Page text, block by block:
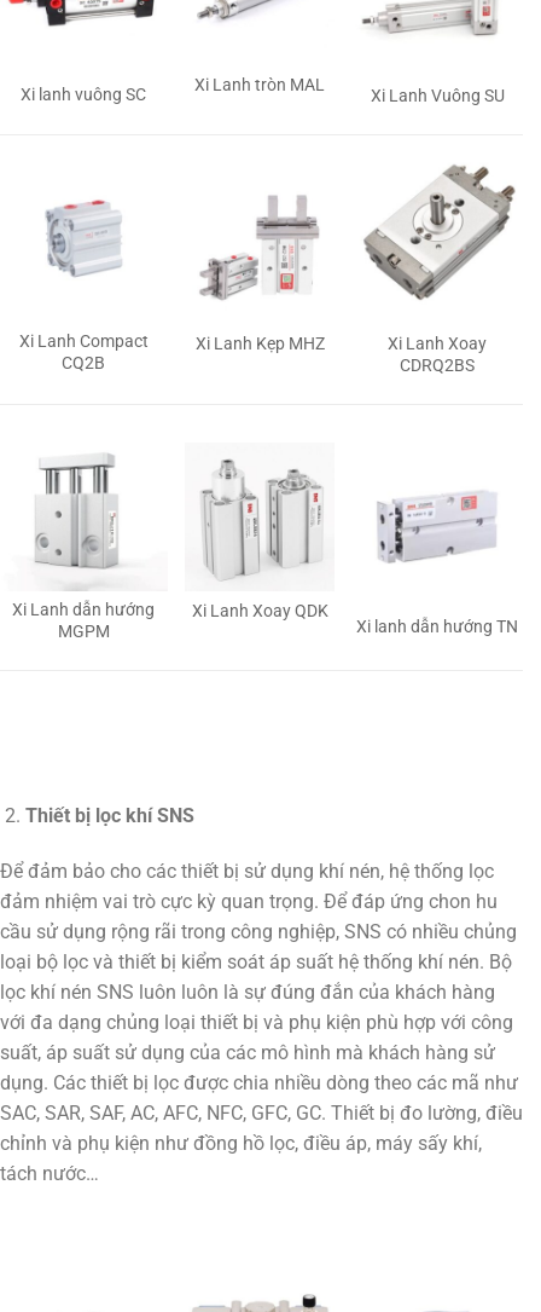
Xi lanh vuông SC Xi Lanh tròn MAL
Xi Lanh Vuông SU
Xi Lanh Compact
CQ2B
Xi Lanh Kẹp MHZ
Xi Lanh Xoay
CDRQ2BS
Xi Lanh dẫn hướng
MGPM
Xi Lanh Xoay QDK
Xi lanh dẫn hướng TN
Thiết bị lọc khí SNS
Để đảm bảo cho các thiết bị sử dụng khí nén, hệ thống lọc
đảm nhiệm vai trò cực kỳ quan trọng. Để đáp ứng chon hu
cầu sử dụng rộng rãi trong công nghiệp, SNS có nhiều chủng
loại bộ lọc và thiết bị kiểm soát áp suất hệ thống khí nén. Bộ
lọc khí nén SNS luôn luôn là sự đúng đắn của khách hàng
với đa dạng chủng loại thiết bị và phụ kiện phù hợp với công
suất, áp suất sử dụng của các mô hình mà khách hàng sử
dụng. Các thiết bị lọc được chia nhiều dòng theo các mã như
SAC, SAR, SAF, AC, AFC, NFC, GFC, GC. Thiết bị đo lường, điều
chỉnh và phụ kiện như đồng hồ lọc, điều áp, máy sấy khí,
tách nước…